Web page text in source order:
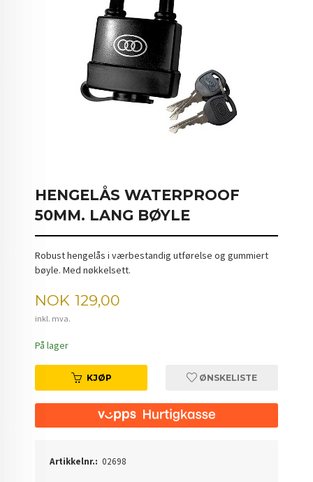
HENGELÅS WATERPROOF
50MM. LANG BØYLE
Robust hengelås i værbestandig utførelse og gummiert
bøyle. Med nøkkelsett.
Pris
NOK 129,00
inkl. mva.
På lager
KJØP ØNSKELISTE
Artikkelnr.: 02698